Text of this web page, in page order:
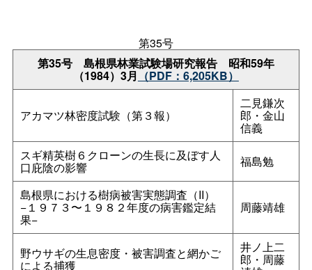
第35号
第35号 島根県林業試験場研究報告 昭和59年
（1984）3月 （PDF：6,205KB）
アカマツ林密度試験（第３報）
二見鎌次
郎・金山
信義
スギ精英樹６クローンの生長に及ぼす人
口庇陰の影響 福島勉
島根県における樹病被害実態調査（II）
−１９７３〜１９８２年度の病害鑑定結
果−
周藤靖雄
野ウサギの生息密度・被害調査と網かご
による捕獲
井ノ上二
郎・周藤